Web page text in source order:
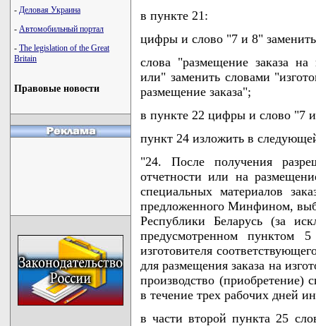
- Деловая Украина
- Автомобильный портал
- The legislation of the Great
Britain
Правовые новости
в пункте 21:
цифры и слово "7 и 8"
слова "размещение заказа на
или" заменить словами
размещение заказа";
в пункте 22 цифры и слово "7
пункт 24 изложить в
"24. После получения
отчетности или на
специальных материалов
предложенного Минфином,
Республики Беларусь (за
предусмотренном пунктом
изготовителя
для размещения заказа на
производство (приобретение)
в течение трех рабочих дней
в части второй пункта 25